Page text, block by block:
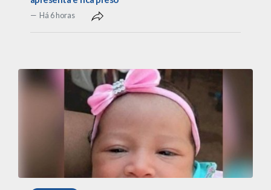
Há 6 horas